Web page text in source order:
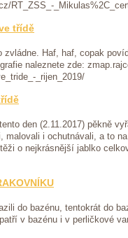
RT_ZSS_-
třídě
zvládne. Haf, haf, copak
naleznete zde:
_rijen_2019/
den (2.11.2017) pěkně
i ochutnávali, a to
o nejkrásnější jablko
do bazénu, tentokrát do
v bazénu i v perličkové